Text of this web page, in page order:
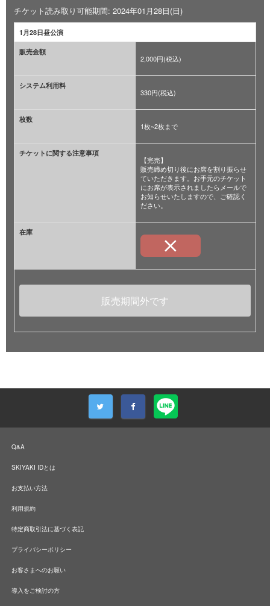
チケット読み取り可能期間: 2024年01月28日(日)
1月28日昼公演
販売金額
2,000円(税込)
システム利用料
330円(税込)
枚数
1枚~2枚まで
チケットに関する注意事項
【完売】
販売締め切り後にお席を割り振らせ
ていただきます。お手元のチケット
にお席が表示されましたらメールで
お知らせいたしますので、ご確認く
ださい。
在庫
販売期間外です
Q&A
SKIYAKI IDとは
お支払い方法
利用規約
特定商取引法に基づく表記
プライバシーポリシー
お客さまへのお願い
導入をご検討の方